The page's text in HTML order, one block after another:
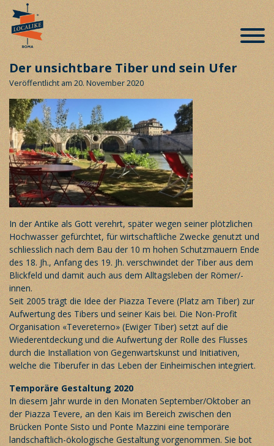
Der unsichtbare Tiber und sein Ufer
Veröffentlicht am 20. November 2020
In der Antike als Gott verehrt, später wegen seiner plötzlichen
Hochwasser gefürchtet, für wirtschaftliche Zwecke genutzt und
schliesslich nach dem Bau der 10 m hohen Schutzmauern Ende
des 18. Jh., Anfang des 19. Jh. verschwindet der Tiber aus dem
Blickfeld und damit auch aus dem Alltagsleben der Römer/-
innen.
Seit 2005 trägt die Idee der Piazza Tevere (Platz am Tiber) zur
Aufwertung des Tibers und seiner Kais bei. Die Non-Profit
Organisation «Tevereterno» (Ewiger Tiber) setzt auf die
Wiederentdeckung und die Aufwertung der Rolle des Flusses
durch die Installation von Gegenwartskunst und Initiativen,
welche die Tiberufer in das Leben der Einheimischen integriert.
Temporäre Gestaltung 2020
In diesem Jahr wurde in den Monaten September/Oktober an
der Piazza Tevere, an den Kais im Bereich zwischen den
Brücken Ponte Sisto und Ponte Mazzini eine temporäre
landschaftlich-ökologische Gestaltung vorgenommen. Sie bot